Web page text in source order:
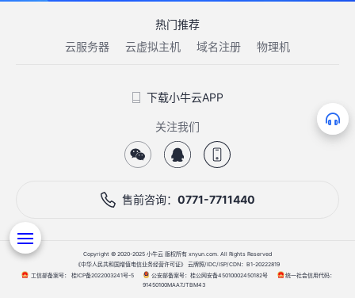
热门推荐
云服务器
云虚拟主机 域名注册 物理机
下载小牛云APP
关注我们
售前咨询： 0771-7711440
Copyright © 2020-2025 小牛云 版权所有 xnyun.com. All Rights Reserved
《中华人民共和国增值电信业务经营许可证》 云牌照/IDC/ISP/CDN：B1-20222819
工信部备案号： 桂ICP备2022003241号-5 公安部备案号：桂公网安备45010002450182号
统一社会信用代码：
91450100MAA7JTBM43